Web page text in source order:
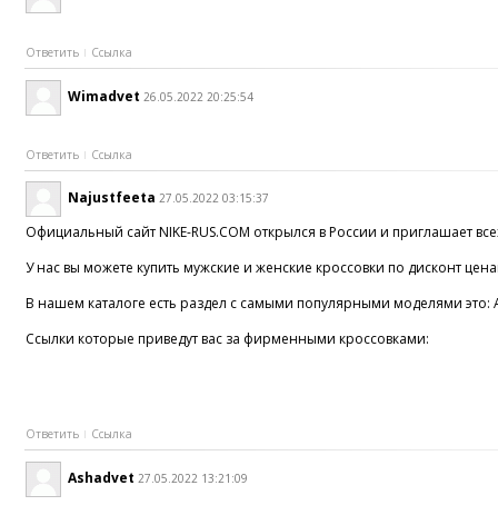
Ответить Ссылка
Wimadvet 26.05.2022 20:25:54
Ответить Ссылка
Najustfeeta 27.05.2022 03:15:37
Официальный сайт NIKE-RUS.COM открылся в России и приглашает
У нас вы можете купить мужские и женские кроссовки по дисконт
В нашем каталоге есть раздел с самыми популярными моделями это:
Ссылки которые приведут вас за фирменными кроссовками:
Ответить Ссылка
Ashadvet 27.05.2022 13:21:09